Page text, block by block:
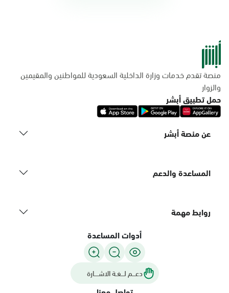
منصة تقدم خدمات وزارة الداخلية السعودية للمواطنين والمقيمين
والزوار
حمل تطبيق أبشر
عن منصة أبشر
المساعدة والدعم
روابط مهمة
أدوات المساعدة
دعـــم لـــغـة الاشــــارة